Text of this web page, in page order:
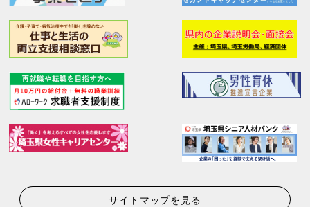
サイトマップを見る